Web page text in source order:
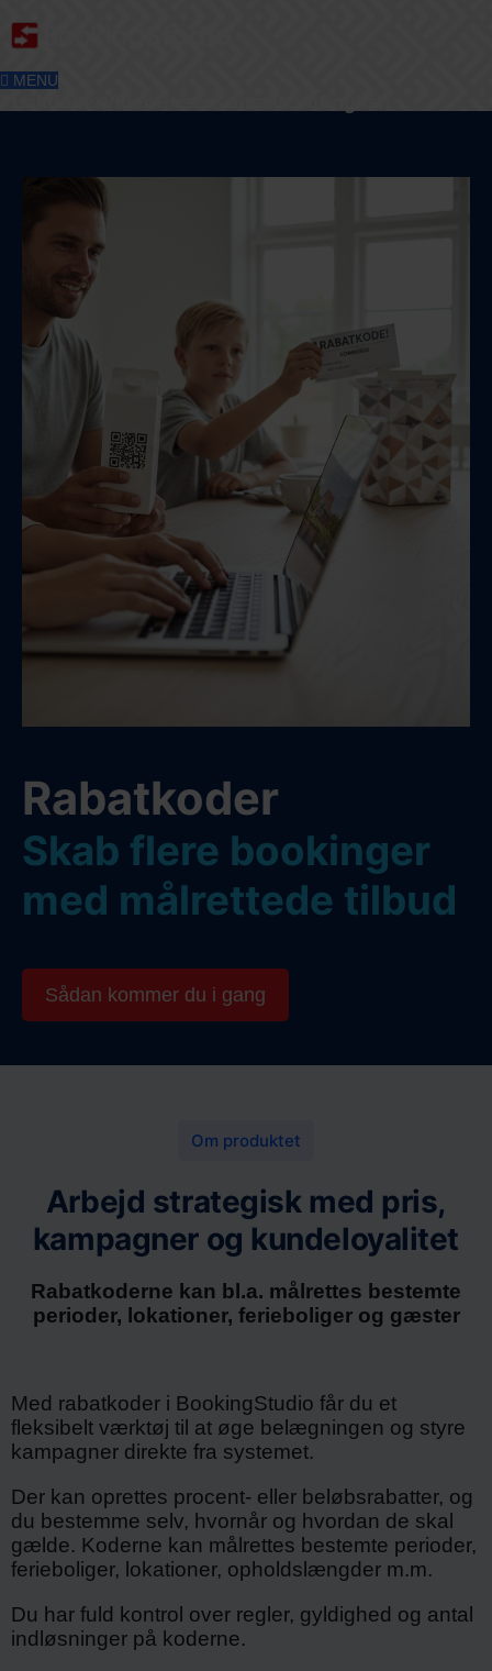
MENU
Rabatkoder
Skab flere bookinger
med målrettede tilbud
Sådan kommer du i gang
Om produktet
Arbejd strategisk med pris,
kampagner og kundeloyalitet
Rabatkoderne kan bl.a. målrettes bestemte
perioder, lokationer, ferieboliger og gæster
Med rabatkoder i BookingStudio får du et
fleksibelt værktøj til at øge belægningen og styre
kampagner direkte fra systemet.
Der kan oprettes procent- eller beløbsrabatter, og
du bestemme selv, hvornår og hvordan de skal
gælde. Koderne kan målrettes bestemte perioder,
ferieboliger, lokationer, opholdslængder m.m.
Du har fuld kontrol over regler, gyldighed og antal
indløsninger på koderne.